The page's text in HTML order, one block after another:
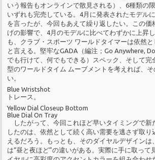
いう報告もオンラインで散見される）、6種類の
いずれも完売している。4月に発表されたモデル
を言ったが、今回もあえて繰り返したい。この価
げの影響で、4月のモデルに比べてわずかに上昇
も、クラブ・スポーツ ワールドタイマーは依然
と言える。堅牢なGADA（編注；Go Anywhere,
でも行けて、何でもできる）スペック、そして完
型のワールドタイム ムーブメントを考えれば、
い。
Blue Wristshot
トレース。
Yellow Dial Closeup Bottom
Blue Dial On Tray
したがって、今回これほど早いタイミングで新
したのは、依然として続く高い需要を逃さず取り
えるだろう。もっとも、そのダイヤルデザインは
は“昼と夜ほど”の違いがある。実際に手に取って